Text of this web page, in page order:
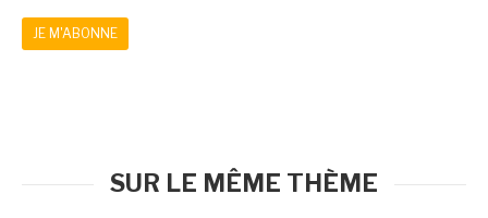
JE M'ABONNE
SUR LE MÊME THÈME